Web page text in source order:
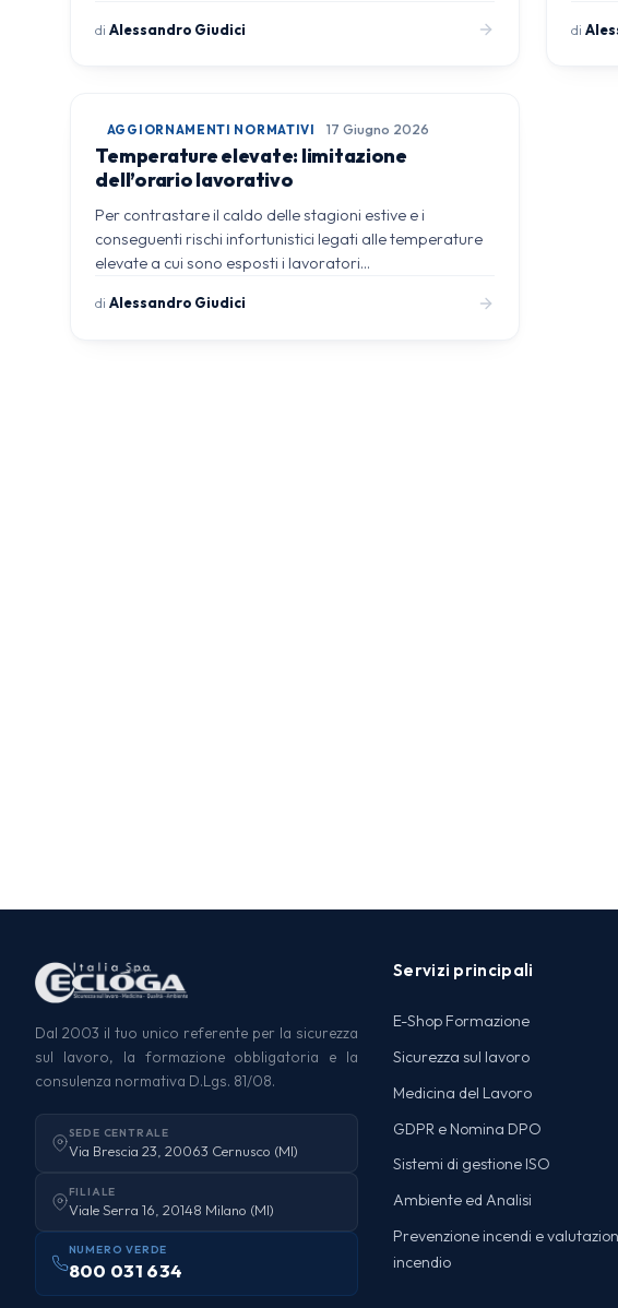
diAlessandro Giudici di
AGGIORNAMENTI NORMATIVI 17 Giugno 2026
Temperature elevate: limitazione
dell’orario lavorativo
Per contrastare il caldo delle stagioni estive e i
conseguenti rischi infortunistici legati alle temperature
elevate a cui sono esposti i lavoratori…
diAlessandro Giudici
Dal 2003 il tuo unico referente per la sicurezza
sul lavoro, la formazione obbligatoria e la
consulenza normativa D.Lgs. 81/08.
SEDE CENTRALE
Via Brescia 23, 20063 Cernusco (MI)
FILIALE
Viale Serra 16, 20148 Milano (MI)
NUMERO VERDE
800 031 634
Servizi principali
E-Shop Formazione
Sicurezza sul lavoro
Medicina del Lavoro
GDPR e Nomina DPO
Sistemi di gestione ISO
Ambiente ed Analisi
Prevenzione incendi e
incendio